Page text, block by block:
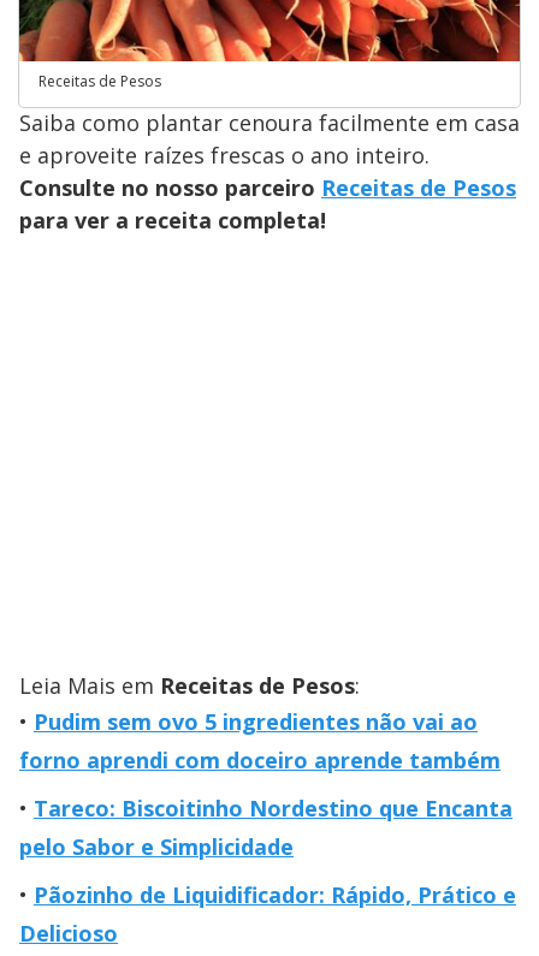
Receitas de Pesos
Saiba como plantar cenoura facilmente em casa
e aproveite raízes frescas o ano inteiro.
Consulte no nosso parceiro Receitas de Pesos
para ver a receita completa!
Leia Mais em Receitas de Pesos:
Pudim sem ovo 5 ingredientes não vai ao
forno aprendi com doceiro aprende também
Tareco: Biscoitinho Nordestino que Encanta
pelo Sabor e Simplicidade
Pãozinho de Liquidificador: Rápido, Prático e
Delicioso